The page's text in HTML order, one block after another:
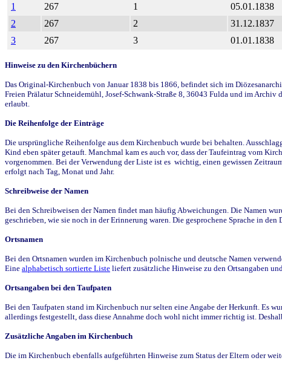
1
267 1 05.01.1838
2
267 2 31.12.1837
3
267 3 01.01.1838
Hinweise zu den Kirchenbüchern
Das Original-Kirchenbuch von Januar 1838 bis 1866, befindet sich im
Freien Prälatur Schneidemühl, Josef-Schwank-Straße 8, 36043 Fulda und im
erlaubt.
Die Reihenfolge der Einträge
Die ursprüngliche Reihenfolge aus dem Kirchenbuch wurde bei behalten.
Kind eben später getauft. Manchmal kam es auch vor, dass der Taufeintrag vom
vorgenommen. Bei der Verwendung der Liste ist es wichtig, einen gewissen
erfolgt nach Tag, Monat und Jahr.
Schreibweise der Namen
Bei den Schreibweisen der Namen findet man häufig Abweichungen. Die Namen
geschrieben, wie sie noch in der Erinnerung waren. Die gesprochene Sprache in
Ortsnamen
Bei den Ortsnamen wurden im Kirchenbuch polnische und deutsche Namen
Eine alphabetisch sortierte Liste liefert zusätzliche Hinweise zu den Ortsangaben
Ortsangaben bei den Taufpaten
Bei den Taufpaten stand im Kirchenbuch nur selten eine Angabe der Herkunft. Es
allerdings festgestellt, dass diese Annahme doch wohl nicht immer richtig ist.
Zusätzliche Angaben im Kirchenbuch
Die im Kirchenbuch ebenfalls aufgeführten Hinweise zum Status der Eltern oder